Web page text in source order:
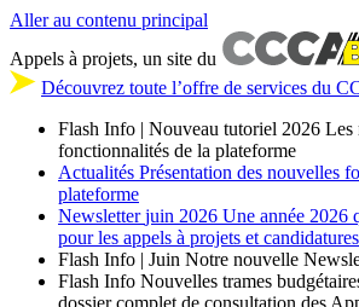
Aller au contenu principal
Appels à projets, un site du
Découvrez toute l’offre de services du
Flash Info | Nouveau tutoriel 2026 Les
fonctionnalités de la plateforme
Actualités Présentation des nouvelles
plateforme
Newsletter juin 2026 Une année 2026
pour les appels à projets et
Flash Info | Juin Notre nouvelle
Flash Info Nouvelles trames
dossier complet de consultation des